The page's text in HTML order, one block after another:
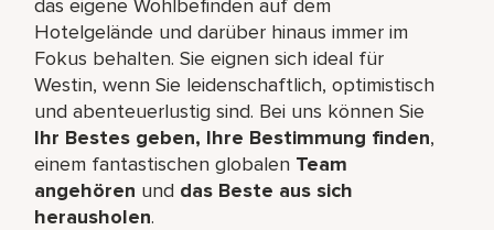
das eigene Wohlbefinden auf dem
Hotelgelände und darüber hinaus immer im
Fokus behalten. Sie eignen sich ideal für
Westin, wenn Sie leidenschaftlich, optimistisch
und abenteuerlustig sind. Bei uns können Sie
Ihr Bestes geben, Ihre Bestimmung finden,
einem fantastischen globalen Team
angehören und das Beste aus sich
herausholen.